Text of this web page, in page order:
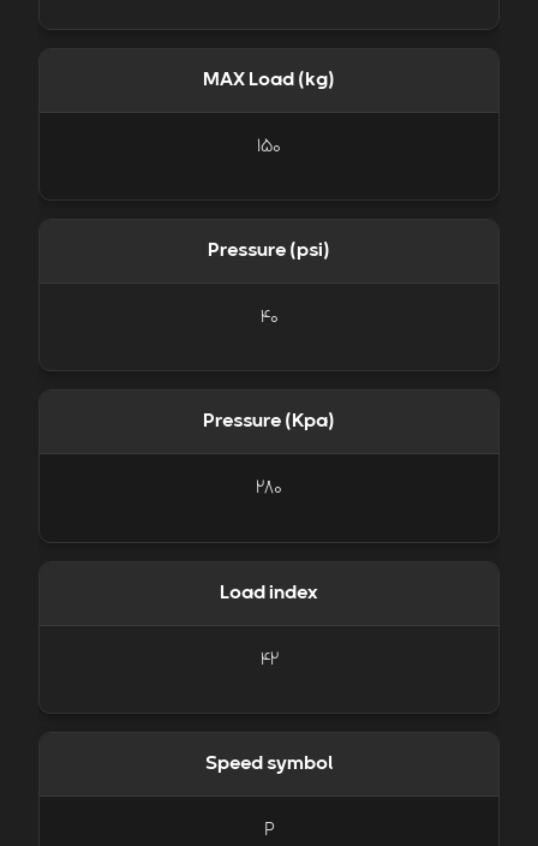
MAX Load (kg)
150
Pressure (psi)
40
Pressure (Kpa)
280
Load index
42
Speed symbol
P